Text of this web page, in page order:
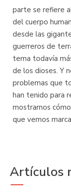
parte se refiere
del cuerpo
desde las
guerreros de
tema todavía
de los dioses. Y
problemas que
han tenido para
mostrarnos
que vemos
Artículos